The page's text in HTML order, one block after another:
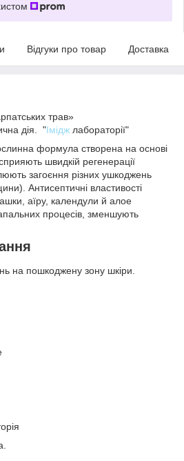
Відгуки про товар Доставка
трав»
дія. "Імідж лабораторії"
формула створена на основі
швидкій регенерації
загоєння різних ушкоджень
Антисептичні властивості
аїру, календули й алое
процесів, зменшують
на пошкоджену зону шкіри.